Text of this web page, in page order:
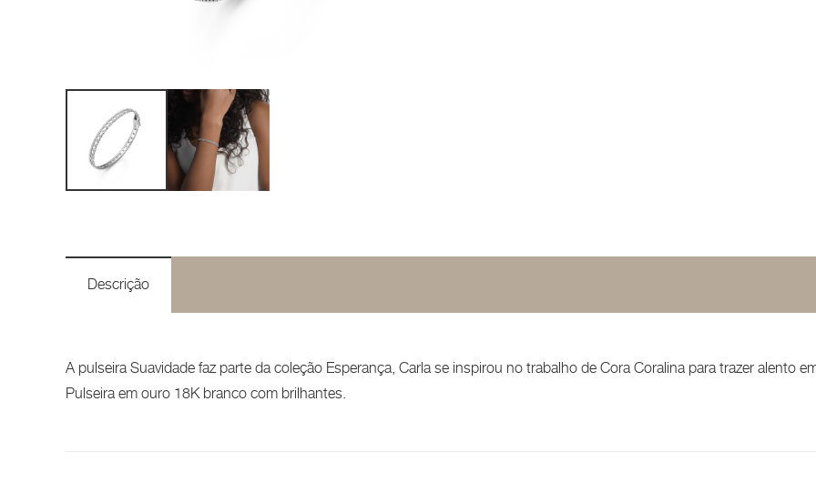
Descrição
A pulseira Suavidade faz parte da coleção Esperança, Carla se inspirou no trabalho de Cora Coralina para trazer alento
Pulseira em ouro 18K branco com brilhantes.